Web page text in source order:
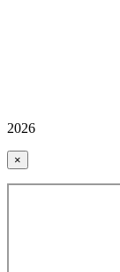
2026
×